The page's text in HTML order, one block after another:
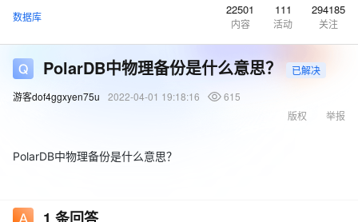
数据库 22501
内容
111
活动
294185
关注
PolarDB中物理备份是什么意思？
已解决
游客dof4ggxyen75u
2022-04-01 19:18:16
615
举报
版权
PolarDB中物理备份是什么意思？